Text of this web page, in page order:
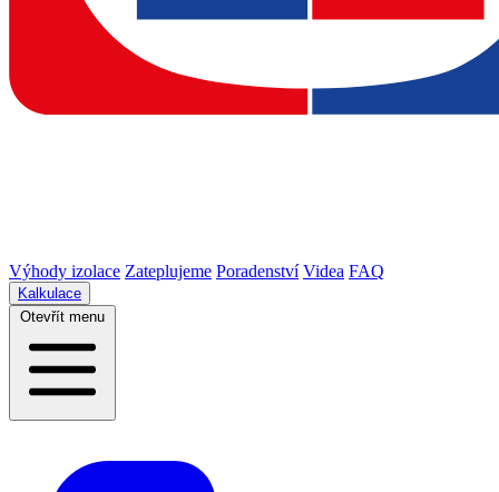
Výhody izolace Zateplujeme Poradenství Videa FAQ
Kalkulace
Otevřít menu